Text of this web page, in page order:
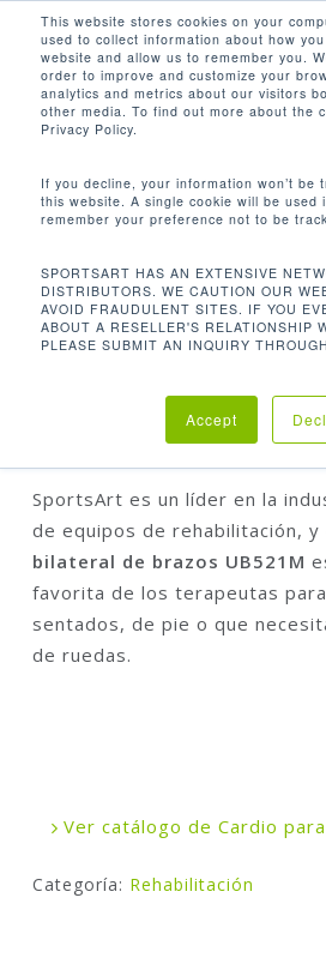
This website stores cookies on your
used to collect information about how
website and allow us to remember you.
order to improve and customize your
analytics and metrics about our visitors
other media. To find out more about the
Privacy Policy.
If you decline, your information won’t be
this website. A single cookie will be used
remember your preference not to be
SPORTSART HAS AN EXTENSIVE
DISTRIBUTORS. WE CAUTION OUR
AVOID FRAUDULENT SITES. IF YOU
ABOUT A RESELLER'S RELATIONSHIP
PLEASE SUBMIT AN INQUIRY
Accept
main
content
Inicio Rehabilitación
ERGÓMETRO BILATERAL DE
SportsArt es un líder en la
de equipos de rehabilitación, y
bilateral de brazos UB521M
favorita de los terapeutas
sentados, de pie o que
de ruedas.
Ver catálogo de Cardio
Categoría: Rehabilitación